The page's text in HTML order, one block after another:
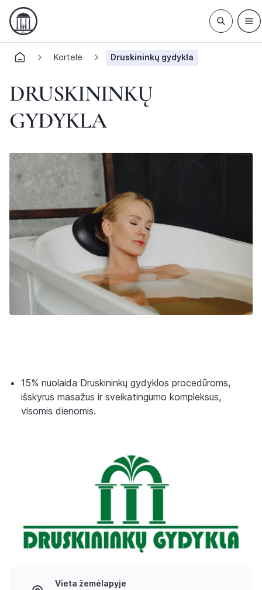
Kortelė Druskininkų gydykla
DRUSKININKŲ
GYDYKLA
15% nuolaida Druskininkų gydyklos procedūroms,
išskyrus masažus ir sveikatingumo kompleksus,
visomis dienomis.
Vieta žemėlapyje